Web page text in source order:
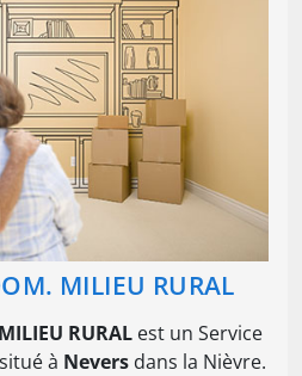
MILIEU RURAL
RURAL est un Service
à Nevers dans la Nièvre.